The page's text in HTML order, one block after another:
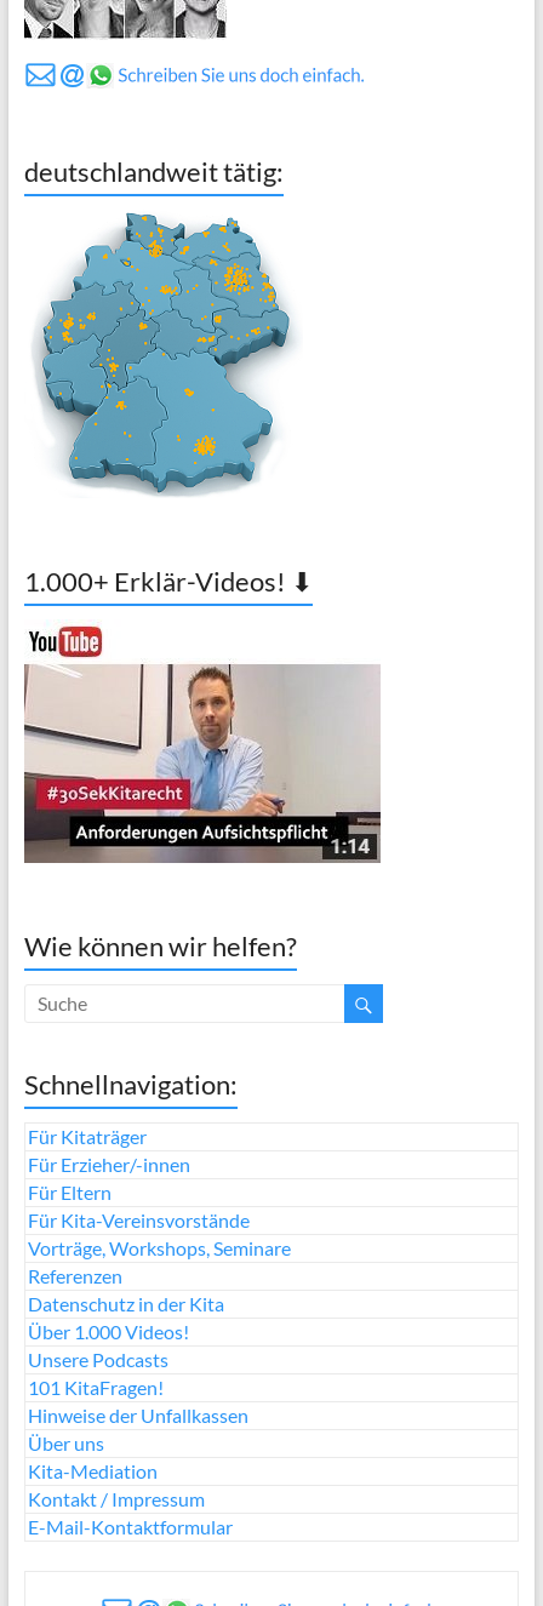
deutschlandweit tätig:
1.000+ Erklär-Videos! ⬇
Wie können wir helfen?
Schnellnavigation:
Für Kitaträger
Für Erzieher/-innen
Für Eltern
Für Kita-Vereinsvorstände
Vorträge, Workshops, Seminare
Referenzen
Datenschutz in der Kita
Über 1.000 Videos!
Unsere Podcasts
101 KitaFragen!
Hinweise der Unfallkassen
Über uns
Kita-Mediation
Kontakt / Impressum
E-Mail-Kontaktformular